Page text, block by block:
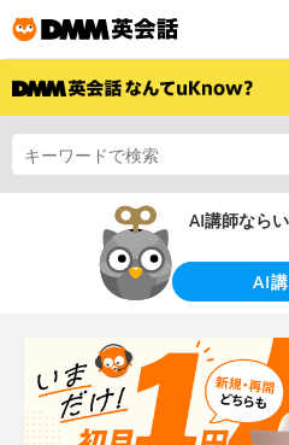
AI講師なら
AI